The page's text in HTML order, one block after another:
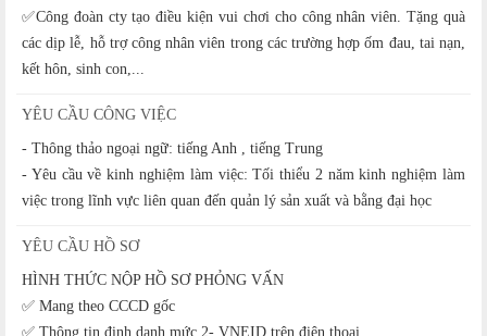
✅️Công đoàn cty tạo điều kiện vui chơi cho công nhân viên. Tặng quà
các dịp lễ, hỗ trợ công nhân viên trong các trường hợp ốm đau, tai nạn,
kết hôn, sinh con,...
YÊU CẦU CÔNG VIỆC
- Thông thảo ngoại ngữ: tiếng Anh , tiếng Trung
- Yêu cầu về kinh nghiệm làm việc: Tối thiểu 2 năm kinh nghiệm làm
việc trong lĩnh vực liên quan đến quản lý sản xuất và bằng đại học
YÊU CẦU HỒ SƠ
HÌNH THỨC NỘP HỒ SƠ PHỎNG VẤN
✅ Mang theo CCCD gốc
✅ Thông tin định danh mức 2- VNEID trên điện thoại.